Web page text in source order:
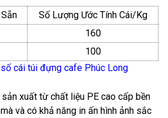
Số Lượng Ước Tính Cái/Kg
160
100
cái túi đựng cafe Phúc Long
xuất từ chất liệu PE cao cấp bền
và có khả năng in ấn hình ảnh sắc